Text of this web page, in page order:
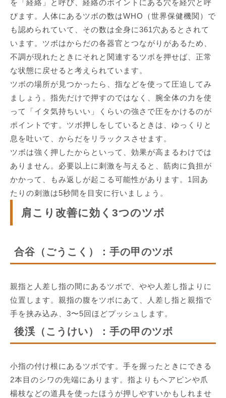
を「経絡」と呼び、経絡のポイントにある穴を経穴と呼
びます。人体にあるツボの数はWHO（世界保健機関）で
も認められていて、その数は全身に361穴あるとされて
います。ツボはからだの各器官とつながりがあるため、
不調が現れたときにそれと関連するツボを押せば、正常
な状態に戻せると考えられています。
ツボの場所が見つかったら、指などを使って圧迫してみ
ましょう。指先だけで押すのではなく、腕全体の力を使
って「イタ気持ちいい」くらいの強さで圧をかけるのが
ポイントです。ツボ押しをしているときは、ゆっくりと
息を吐いて、からだをリラックスさせます。
ツボは強く押したからといって、効果が高まるわけでは
ありません。必要以上に刺激を与えると、筋肉に負担が
かかって、もみ返しが起こる可能性があります。1回あ
たりの刺激は5秒間を目安に行いましょう。
肩こり改善に効く3つのツボ
合谷（ごうこく）：手の甲のツボ
親指と人差し指の間にあるツボで、やや人差し指よりに
位置します。親指の腹をツボにあて、人差し指と親指で
手を挟み込み、3〜5回ほどプッシュします。
後渓（こうけい）：手の甲のツボ
小指の付け根にあるツボです。手を握ったときにできる
2本目のシワの先端にあります。指よりもヘアピンや爪
楊枝などの道具を使ったほうが押しやすいかもしれませ